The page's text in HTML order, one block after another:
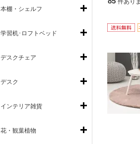
件あり
本棚・シェルフ
学習机･ロフトベッド
デスクチェア
デスク
インテリア雑貨
花・観葉植物